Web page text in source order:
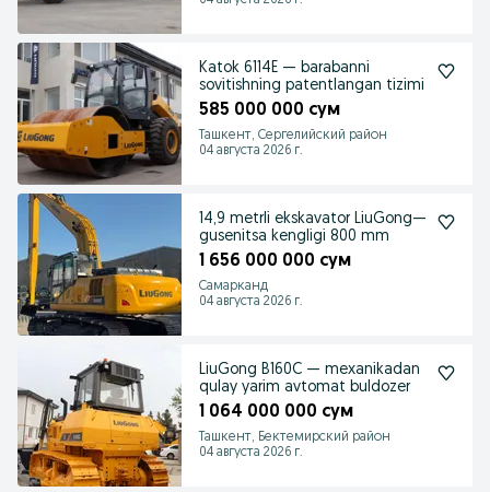
Katok 6114E — barabanni
sovitishning patentlangan tizimi
585 000 000 сум
Ташкент, Сергелийский район
04 августа 2026 г.
14,9 metrli ekskavator LiuGong—
gusenitsa kengligi 800 mm
1 656 000 000 сум
Самарканд
04 августа 2026 г.
LiuGong B160C — mexanikadan
qulay yarim avtomat buldozer
1 064 000 000 сум
Ташкент, Бектемирский район
04 августа 2026 г.